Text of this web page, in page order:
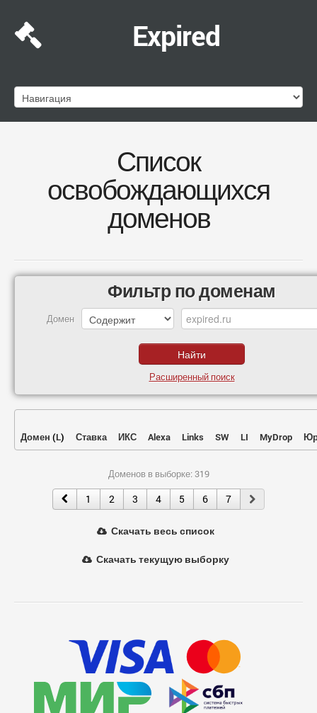
Expired
Список
освобождающихся
доменов
Фильтр по доменам
Домен
Расширенный поиск
Домен (L) Ставка ИКС Alexa Links SW LI MyDrop
Доменов в выборке: 319
1 2 3 4 5 6 7
Скачать весь список
Скачать текущую выборку